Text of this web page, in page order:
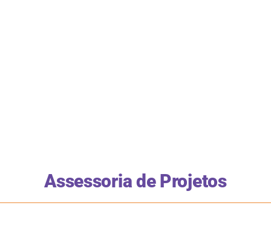
Assessoria de Projetos